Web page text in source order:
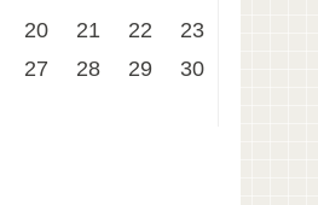
20 21 22
23
27 28 29
30